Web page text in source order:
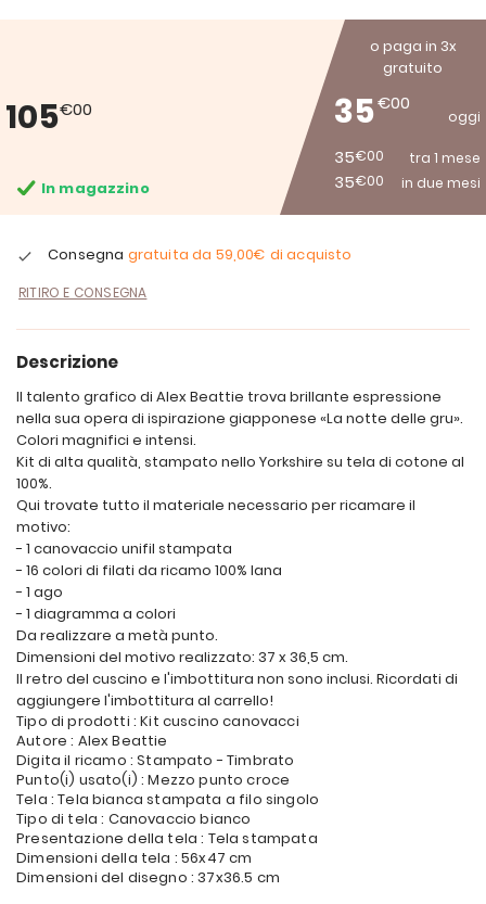
105€00
o paga in 3x
gratuito
35€00
oggi
35€00 tra 1 mese
35€00 in due mesi
In magazzino
Consegna gratuita da 59,00€ di acquisto
RITIRO E CONSEGNA
Descrizione
Il talento grafico di Alex Beattie trova brillante espressione
nella sua opera di ispirazione giapponese «La notte delle gru».
Colori magnifici e intensi.
Kit di alta qualità, stampato nello Yorkshire su tela di cotone al
100%.
Qui trovate tutto il materiale necessario per ricamare il
motivo:
- 1 canovaccio unifil stampata
- 16 colori di filati da ricamo 100% lana
- 1 ago
- 1 diagramma a colori
Da realizzare a metà punto.
Dimensioni del motivo realizzato: 37 x 36,5 cm.
Il retro del cuscino e l'imbottitura non sono inclusi. Ricordati di
aggiungere l'imbottitura al carrello!
Tipo di prodotti : Kit cuscino canovacci
Autore : Alex Beattie
Digita il ricamo : Stampato - Timbrato
Punto(i) usato(i) : Mezzo punto croce
Tela : Tela bianca stampata a filo singolo
Tipo di tela : Canovaccio bianco
Presentazione della tela : Tela stampata
Dimensioni della tela : 56x47 cm
Dimensioni del disegno : 37x36.5 cm